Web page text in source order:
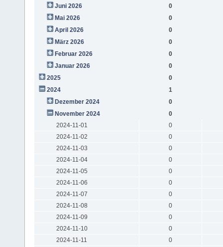
Juni 2026
0
Mai 2026
0
April 2026
0
März 2026
0
Februar 2026
0
Januar 2026
0
2025
0
2024
1
Dezember 2024
0
November 2024
0
2024-11-01
0
2024-11-02
0
2024-11-03
0
2024-11-04
0
2024-11-05
0
2024-11-06
0
2024-11-07
0
2024-11-08
0
2024-11-09
0
2024-11-10
0
2024-11-11
0